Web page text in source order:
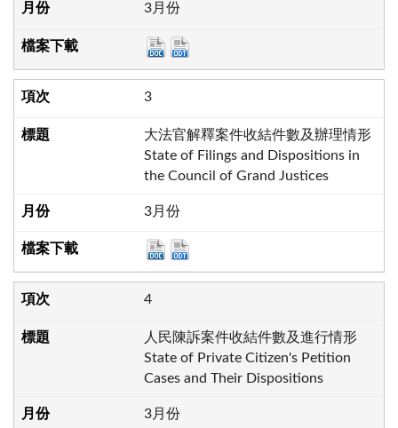
3月份
3
大法官解釋案件收結件數及辦理情形
State of Filings and Dispositions in
the Council of Grand Justices
3月份
4
人民陳訴案件收結件數及進行情形
State of Private Citizen's Petition
Cases and Their Dispositions
3月份